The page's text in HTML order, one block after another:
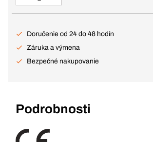
Doručenie od 24 do 48 hodín
Záruka a výmena
Bezpečné nakupovanie
Podrobnosti